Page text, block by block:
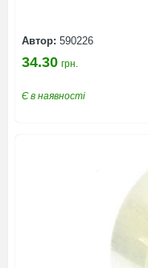
Автор: 590226
34.30 грн.
Є в наявності